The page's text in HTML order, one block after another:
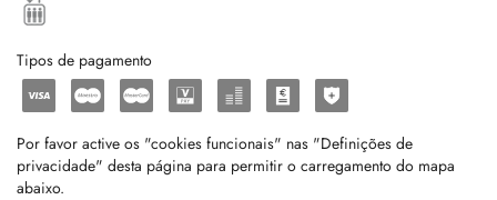
Tipos de pagamento
Por favor active os "cookies funcionais" nas "Definições de
privacidade" desta página para permitir o carregamento do mapa
abaixo.